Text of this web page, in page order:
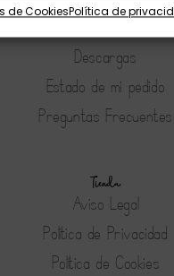
de CookiesPolítica de
Descargas
Estado de mi pedido
Preguntas Frecuentes
Tienda
Aviso Legal
Política de Privacidad
Política de Cookies